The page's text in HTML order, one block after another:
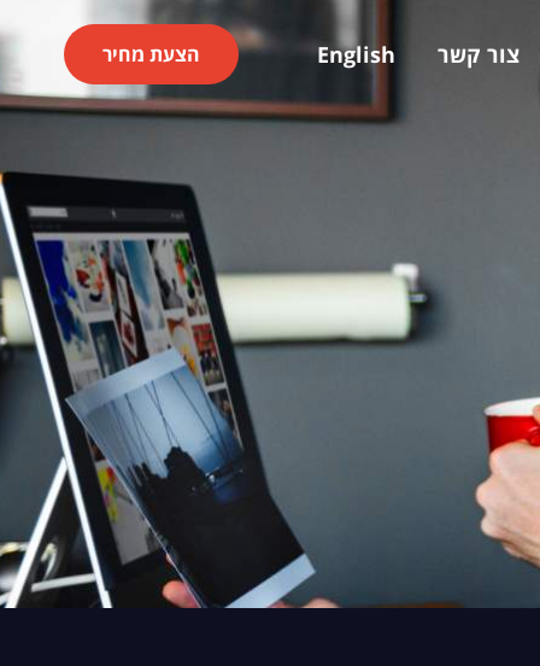
צור קשר English הצעת מחיר